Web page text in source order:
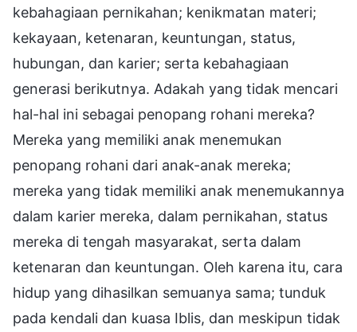
kebahagiaan pernikahan; kenikmatan materi;
kekayaan, ketenaran, keuntungan, status,
hubungan, dan karier; serta kebahagiaan
generasi berikutnya. Adakah yang tidak mencari
hal-hal ini sebagai penopang rohani mereka?
Mereka yang memiliki anak menemukan
penopang rohani dari anak-anak mereka;
mereka yang tidak memiliki anak menemukannya
dalam karier mereka, dalam pernikahan, status
mereka di tengah masyarakat, serta dalam
ketenaran dan keuntungan. Oleh karena itu, cara
hidup yang dihasilkan semuanya sama; tunduk
pada kendali dan kuasa Iblis, dan meskipun tidak